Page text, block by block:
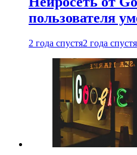
пользователя
2 года спустя2 года спустя